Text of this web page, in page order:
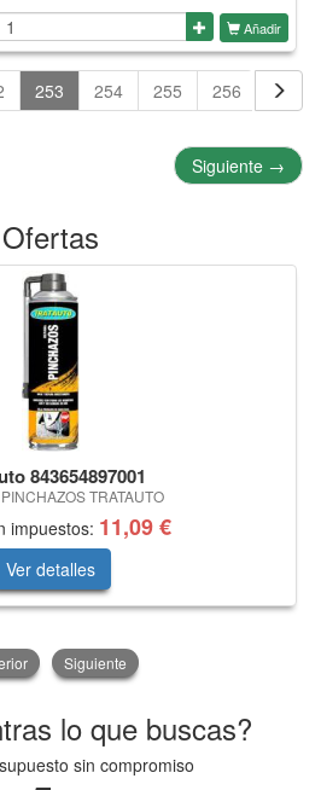
Añadir
253 254 255 256 257
Siguiente →
Ofertas
843654897001
TRATAUTO
impuestos: 11,09 €
Ver detalles
Siguiente
lo que buscas?
sin compromiso